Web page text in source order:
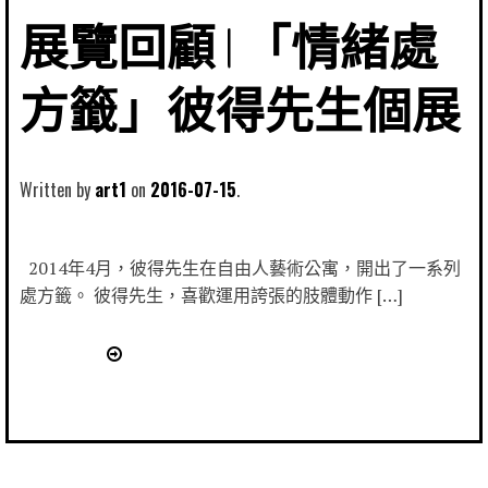
展覽回顧 | 「情緒處
方籤」彼得先生個展
Written by art1 2016-07-15
2014年4月，彼得先生在自由人藝術公寓，開出了一系列
處方籤。 彼得先生，喜歡運用誇張的肢體動作 […]